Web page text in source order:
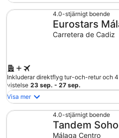
4.0-stjärnigt boende
Eurostars
Carretera de Cadiz
Inkluderar direktflyg tur-och-retur och
vistelse 23 sep. - 27 sep.
Visa mer
4.0-stjärnigt boende
Tandem
Málaga Centro